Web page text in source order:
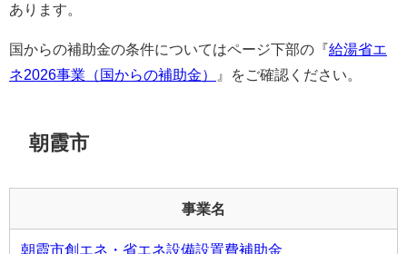
あります。
国からの補助金の条件についてはページ下部の『給湯省エ
ネ2026事業（国からの補助金）
』をご確認ください。
朝霞市
事業名
朝霞市創エネ・省エネ設備設置費補助金